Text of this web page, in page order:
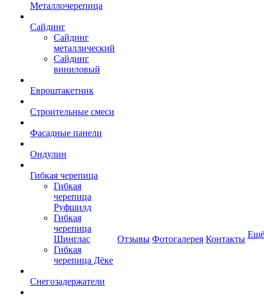
Металлочерепица
Сайдинг
Сайдинг
металлический
Сайдинг
виниловый
Евроштакетник
Строительные смеси
Фасадные панели
Ондулин
Гибкая черепица
Гибкая
черепица
Руфшилд
Гибкая
черепица
Шинглас
Гибкая
черепица Дёке
Снегозадержатели
Отзывы Фотогалерея Контакты Ещё